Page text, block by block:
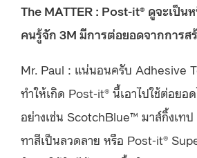
The MATTER : Post-it® ดูจะเป็น
คนรู้จัก 3M มีการต่อยอดจากการส
Mr. Paul : แน่นอนครับ Adhesive
ทำให้เกิด Post-it® นี้เอาไปใช้ต่อย
อย่างเช่น ScotchBlue™ มาส์กิ้งเท
ทาสีเป็นลวดลาย หรือ Post-it®